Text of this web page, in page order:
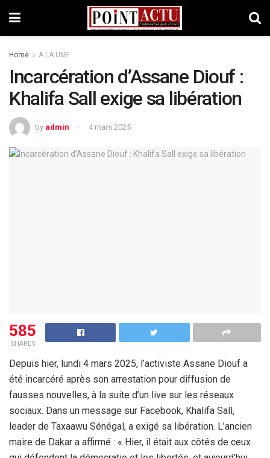
Home A LA UNE
Incarcération d’Assane Diouf :
Khalifa Sall exige sa libération
by admin 4 mars 2025
585
SHARES
Depuis hier, lundi 4 mars 2025, l’activiste Assane Diouf a
été incarcéré après son arrestation pour diffusion de
fausses nouvelles, à la suite d’un live sur les réseaux
sociaux. Dans un message sur Facebook, Khalifa Sall,
leader de Taxaawu Sénégal, a exigé sa libération. L’ancien
maire de Dakar a affirmé : « Hier, il était aux côtés de ceux